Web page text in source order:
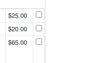
$25.00
$20.00
$65.00